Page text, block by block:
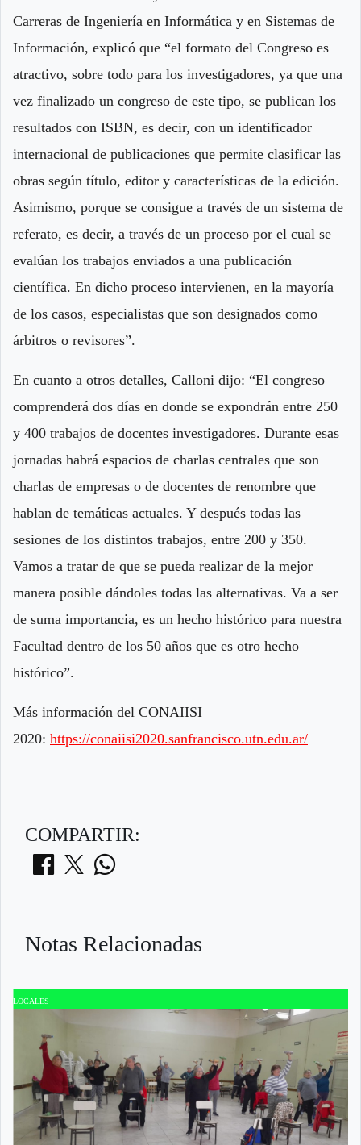
Carreras de Ingeniería en Informática y en Sistemas de
Información, explicó que “el formato del Congreso es
atractivo, sobre todo para los investigadores, ya que una
vez finalizado un congreso de este tipo, se publican los
resultados con ISBN, es decir, con un identificador
internacional de publicaciones que permite clasificar las
obras según título, editor y características de la edición.
Asimismo, porque se consigue a través de un sistema de
referato, es decir, a través de un proceso por el cual se
evalúan los trabajos enviados a una publicación
científica. En dicho proceso intervienen, en la mayoría
de los casos, especialistas que son designados como
árbitros o revisores”.
En cuanto a otros detalles, Calloni dijo: “El congreso
comprenderá dos días en donde se expondrán entre 250
y 400 trabajos de docentes investigadores. Durante esas
jornadas habrá espacios de charlas centrales que son
charlas de empresas o de docentes de renombre que
hablan de temáticas actuales. Y después todas las
sesiones de los distintos trabajos, entre 200 y 350.
Vamos a tratar de que se pueda realizar de la mejor
manera posible dándoles todas las alternativas. Va a ser
de suma importancia, es un hecho histórico para nuestra
Facultad dentro de los 50 años que es otro hecho
histórico”.
Más información del CONAIISI
2020: https://conaiisi2020.sanfrancisco.utn.edu.ar/
COMPARTIR:
Notas Relacionadas
LOCALES